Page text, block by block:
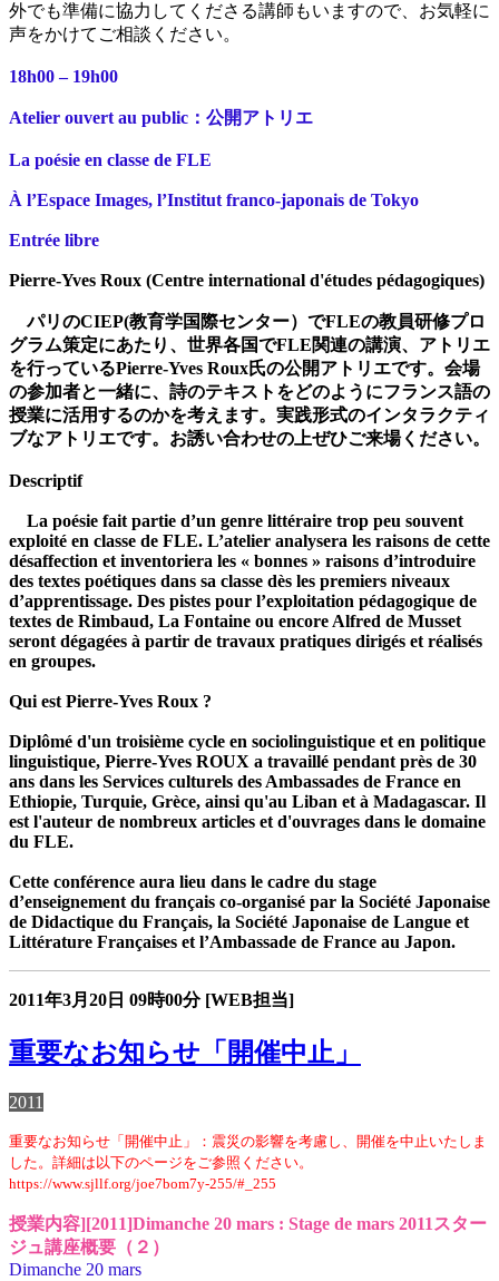
外でも準備に協力してくださる講師もいますので、お気軽に
声をかけてご相談ください。
18h00 – 19h00
Atelier ouvert au public：公開アトリエ
La poésie en classe de FLE
À l’Espace Images, l’Institut franco-japonais de Tokyo
Entrée libre
Pierre-Yves Roux (Centre international d'études pédagogiques)
パリのCIEP(教育学国際センター）でFLEの教員研修プロ
グラム策定にあたり、世界各国でFLE関連の講演、アトリエ
を行っているPierre-Yves Roux氏の公開アトリエです。会場
の参加者と一緒に、詩のテキストをどのようにフランス語の
授業に活用するのかを考えます。実践形式のインタラクティ
ブなアトリエです。お誘い合わせの上ぜひご来場ください。
Descriptif
La poésie fait partie d’un genre littéraire trop peu souvent
exploité en classe de FLE. L’atelier analysera les raisons de cette
désaffection et inventoriera les « bonnes » raisons d’introduire
des textes poétiques dans sa classe dès les premiers niveaux
d’apprentissage. Des pistes pour l’exploitation pédagogique de
textes de Rimbaud, La Fontaine ou encore Alfred de Musset
seront dégagées à partir de travaux pratiques dirigés et réalisés
en groupes.
Qui est Pierre-Yves Roux ?
Diplômé d'un troisième cycle en sociolinguistique et en politique
linguistique, Pierre-Yves ROUX a travaillé pendant près de 30
ans dans les Services culturels des Ambassades de France en
Ethiopie, Turquie, Grèce, ainsi qu'au Liban et à Madagascar. Il
est l'auteur de nombreux articles et d'ouvrages dans le domaine
du FLE.
Cette conférence aura lieu dans le cadre du stage
d’enseignement du français co-organisé par la Société Japonaise
de Didactique du Français, la Société Japonaise de Langue et
Littérature Françaises et l’Ambassade de France au Japon.
2011年3月20日 09時00分 [WEB担当]
重要なお知らせ「開催中止」
2011
重要なお知らせ「開催中止」：震災の影響を考慮し、開催を中止いたしま
した。詳細は以下のページをご参照ください。
https://www.sjllf.org/joe7bom7y-255/#_255
授業内容][2011]Dimanche 20 mars : Stage de mars 2011スター
ジュ講座概要（２）
Dimanche 20 mars